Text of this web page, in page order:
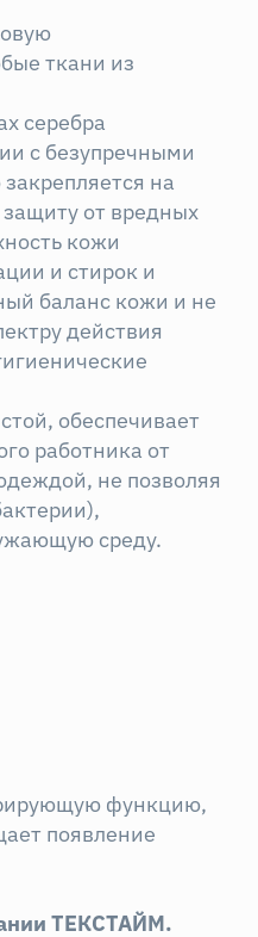
ткани из
серебра
с безупречными
на
защиту от вредных
кожи
и стирок и
баланс кожи и не
действия
обеспечивает
работника от
не позволяя
среду.
функцию,
появление
ТЕКСТАЙМ.